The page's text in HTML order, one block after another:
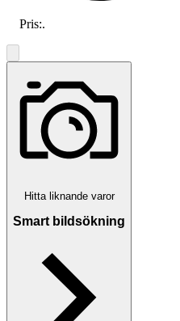
Pris:.
Hitta liknande varor
Smart bildsökning